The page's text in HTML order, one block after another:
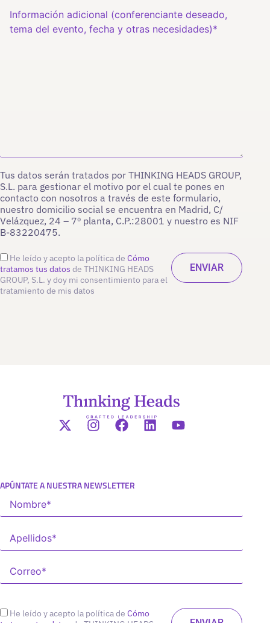
Tus datos serán tratados por THINKING HEADS GROUP,
S.L. para gestionar el motivo por el cual te pones en
contacto con nosotros a través de este formulario,
nuestro domicilio social se encuentra en Madrid, C/
Velázquez, 24 – 7º planta, C.P.:28001 y nuestro es NIF
B-83220475.
He leído y acepto la política de Cómo
tratamos tus datos de THINKING HEADS
GROUP, S.L. y doy mi consentimiento para el
tratamiento de mis datos
APÚNTATE A NUESTRA NEWSLETTER
He leído y acepto la política de Cómo